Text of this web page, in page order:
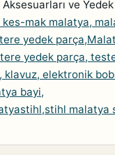
ve Yedek
kes-mak malatya,
yedek
yedek parça,
klavuz, elektronik
bayi,
malatya